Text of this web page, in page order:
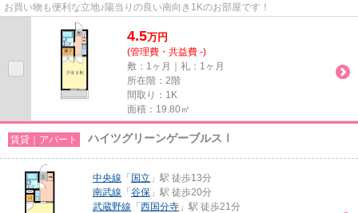
お買い物も便利な立地♪陽当りの良い南向き1Kのお部屋です！
4.5万円
(管理費・共益費 -)
敷：1ヶ月｜礼：1ヶ月
所在階：2階
間取り：1K
面積：19.80㎡
賃貸｜アパート ハイツグリーンゲーブルスⅠ
中央線 「 国立 」駅 徒歩13分
南武線 「 谷保 」駅 徒歩20分
武蔵野線 「 西国分寺 」駅 徒歩21分